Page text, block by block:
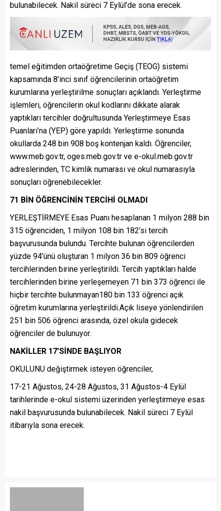
bulunabilecek. Nakil süreci 7 Eylül’de sona erecek.
temel eğitimden ortaöğretime Geçiş (TEOG) sistemi
kapsamında 8’inci sınıf öğrencilerinin ortaöğretim
kurumlarına yerleştirilme sonuçları açıklandı. Yerleştirme
işlemleri, öğrencilerin okul kodlarını dikkate alarak
yaptıkları tercihler doğrultusunda Yerleştirmeye Esas
Puanları’na (YEP) göre yapıldı. Yerleştirme sonunda
okullarda 248 bin 908 boş kontenjan kaldı. Öğrenciler,
www.meb.gov.tr, oges.meb.gov.tr ve e-okul.meb.gov.tr
adreslerinden, TC kimlik numarası ve okul numarasıyla
sonuçları öğrenebilecekler.
71 BİN ÖĞRENCİNİN TERCİHİ OLMADI
YERLEŞTİRMEYE Esas Puanı hesaplanan 1 milyon 288 bin
315 öğrenciden, 1 milyon 108 bin 182’si tercih
başvurusunda bulundu. Tercihte bulunan öğrencilerden
yüzde 94’ünü oluşturan 1 milyon 36 bin 809 öğrenci
tercihlerinden birine yerleştirildi. Tercih yaptıkları halde
tercihlerinden birine yerleşemeyen 71 bin 373 öğrenci ile
hiçbir tercihte bulunmayan180 bin 133 öğrenci açık
öğretim kurumlarına yerleştirildi.Açık liseye yönlendirilen
251 bin 506 öğrenci arasında, özel okula gidecek
öğrenciler de bulunuyor.
NAKİLLER 17’SİNDE BAŞLIYOR
OKULUNU değiştirmek isteyen öğrenciler,
17-21 Ağustos, 24-28 Ağustos, 31 Ağustos-4 Eylül
tarihlerinde e-okul sistemi üzerinden yerleştirmeye esas
nakil başvurusunda bulunabilecek. Nakil süreci 7 Eylül
itibarıyla sona erecek.